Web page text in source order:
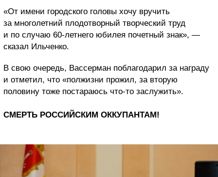
«От имени городского головы хочу вручить
за многолетний плодотворный творческий труд
и по случаю 60-летнего юбилея почетный знак», —
сказал Ильченко.
В свою очередь, Вассерман поблагодарил за награду
и отметил, что «полжизни прожил, за вторую
половину тоже постараюсь что-то заслужить».
СМЕРТЬ РОССИЙСКИМ ОККУПАНТАМ!